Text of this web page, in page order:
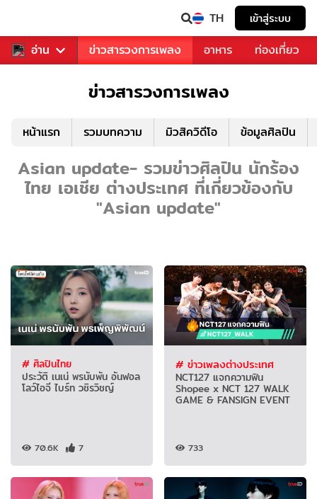
TH เข้าสู่ระบบ
อ่าน
ข่าวบันเทิง ข่าวสารวงการเพลง อาหาร ท่องเที่ยว
ข่าวสารวงการเพลง
หน้าแรก รวมบทความ มิวสิควิดีโอ ข้อมูลศิลปิน
Asian update- รวมข่าวศิลปิน นักร้อง
ไทย เอเชีย ต่างประเทศ ที่เกี่ยวข้องกับ
"Asian update"
# ศิลปินไทย
ประวัติ เนเน่ พรนับพัน อันฟอล
โลว์ไอจี ไบร์ท วชิรวิชญ์
70.6K 7
# ข่าวเพลงต่างประเทศ
NCT127 แจกความฟิน
Shopee x NCT 127 WALK
GAME & FANSIGN EVENT
733